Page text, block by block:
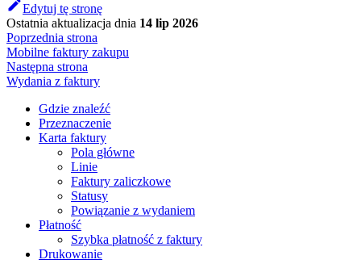
Edytuj tę stronę
Ostatnia aktualizacja dnia 14 lip 2026
Poprzednia strona
Mobilne faktury zakupu
Następna strona
Wydania z faktury
Gdzie znaleźć
Przeznaczenie
Karta faktury
Pola główne
Linie
Faktury zaliczkowe
Statusy
Powiązanie z wydaniem
Płatność
Szybka płatność z faktury
Drukowanie